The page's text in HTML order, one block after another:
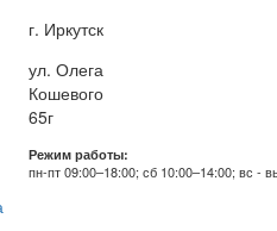
г. Иркутск
ул. Олега
Кошевого
65г
Режим работы:
пн-пт 09:00–18:00; сб 10:00–14:00; вс -